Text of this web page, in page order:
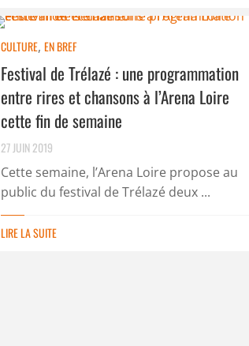
CULTURE, EN BREF
Festival de Trélazé : une programmation
entre rires et chansons à l’Arena Loire
cette fin de semaine
27 JUIN 2019
Cette semaine, l’Arena Loire propose au
public du festival de Trélazé deux ...
LIRE LA SUITE